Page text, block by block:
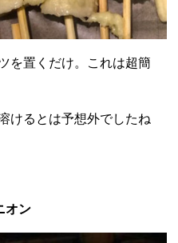
を置くだけ。これは超簡
るとは予想外でしたね
オン